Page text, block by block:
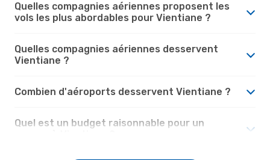
Quelles compagnies aériennes proposent les
vols les plus abordables pour Vientiane ?
Quelles compagnies aériennes desservent
Vientiane ?
Combien d'aéroports desservent Vientiane ?
Quel est un budget raisonnable pour un